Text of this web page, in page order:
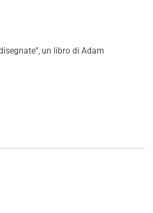
un libro di Adam